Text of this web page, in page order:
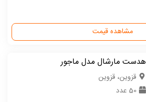
مشاهده قیمت
هدست مارشال مدل ماجور
قزوین، قزوین
50 عدد